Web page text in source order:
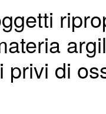
di